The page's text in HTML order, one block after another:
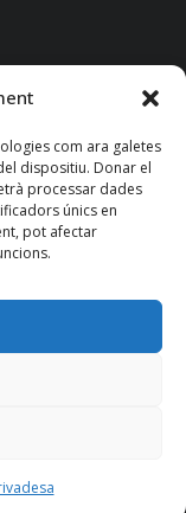
com ara galetes
dispositiu. Donar el
processar dades
únics en
pot afectar